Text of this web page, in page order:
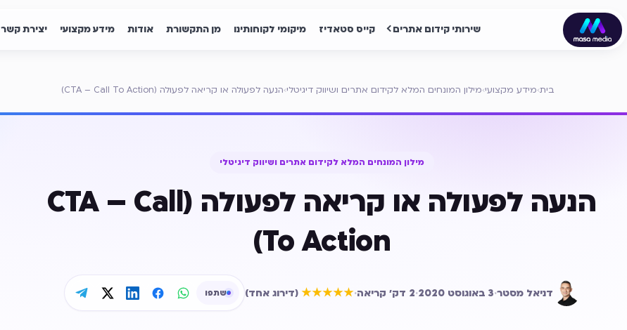
שירותי קידום אתרים קייס סטאדיז מיקומי לקוחותינו מן התקשורת אודות מידע מקצועי יצירת קשר
בית›מידע מקצועי›מילון המונחים המלא לקידום אתרים ושיווק דיגיטלי›הנעה לפעולה או קריאה לפעולה (CTA – Call To Action)
מילון המונחים המלא לקידום אתרים ושיווק דיגיטלי
הנעה לפעולה או קריאה לפעולה (CTA – Call
To Action)
דניאל מסטר·3 באוגוסט 2020 ·
2 דק׳ קריאה·
★★★★★
(דירוג אחד) דירוג ממוצע5 מתוך 5 שתפו